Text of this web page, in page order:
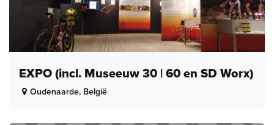
EXPO (incl. Museeuw 30 | 60 en SD Worx)
Oudenaarde, België